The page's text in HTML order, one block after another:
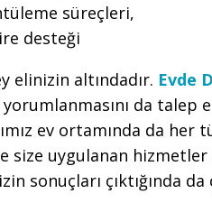
süreçleri,
desteği
elinizin altındadır. Evde
da talep
ev ortamında da
size uygulanan
sonuçları çıktığında